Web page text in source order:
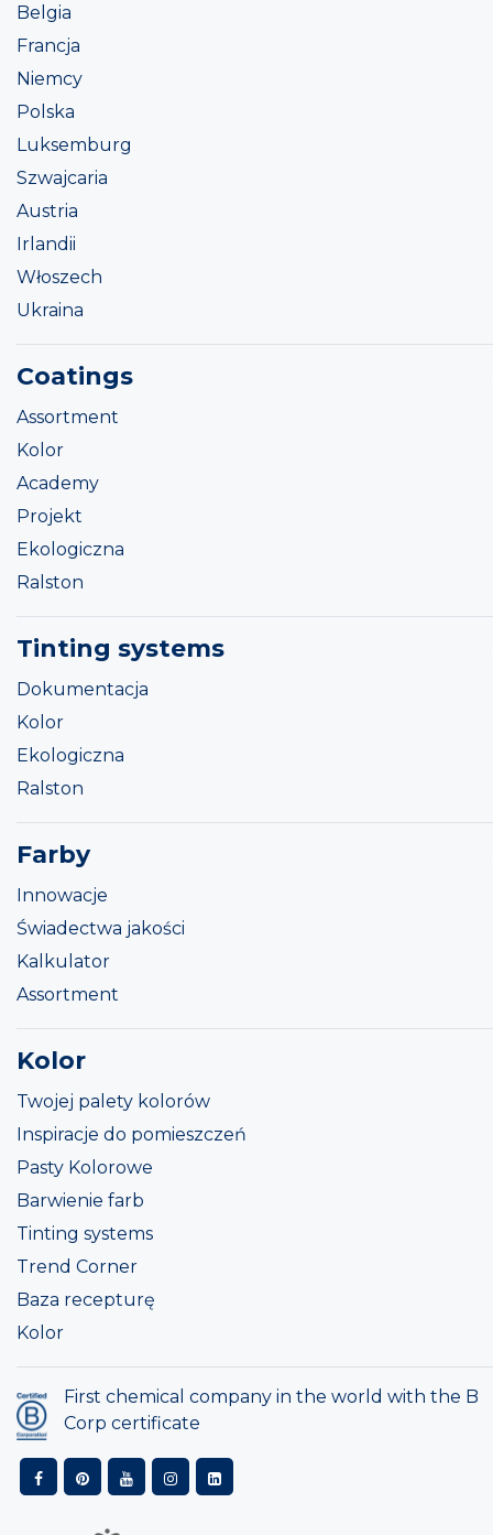
Belgia
Francja
Niemcy
Polska
Luksemburg
Szwajcaria
Austria
Irlandii
Włoszech
Ukraina
Coatings
Assortment
Kolor
Academy
Projekt
Ekologiczna
Ralston
Tinting systems
Dokumentacja
Kolor
Ekologiczna
Ralston
Farby
Innowacje
Świadectwa jakości
Kalkulator
Assortment
Kolor
Twojej palety kolorów
Inspiracje do pomieszczeń
Pasty Kolorowe
Barwienie farb
Tinting systems
Trend Corner
Baza recepturę
Kolor
First chemical company in the world with the B
Corp certificate